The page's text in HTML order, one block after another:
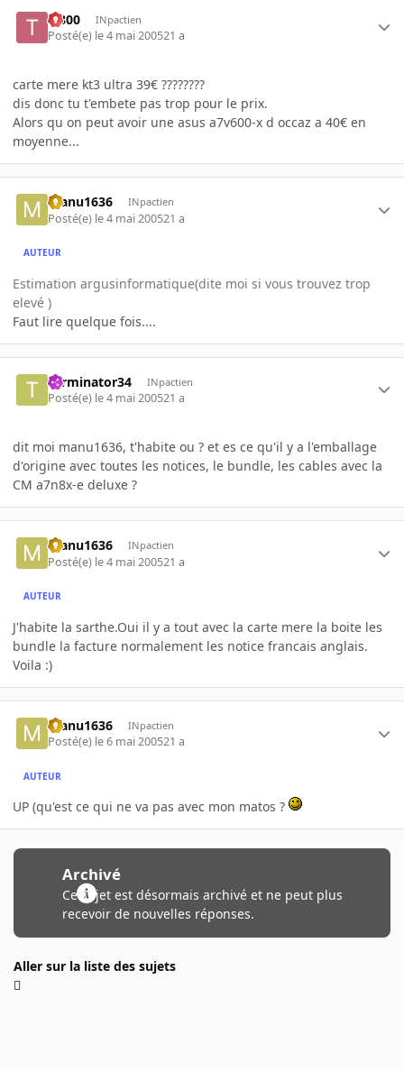
T-800 INpactien
Posté(e) le 4 mai 200521 a
carte mere kt3 ultra 39€ ????????
dis donc tu t'embete pas trop pour le prix.
Alors qu on peut avoir une asus a7v600-x d occaz a 40€ en
moyenne...
manu1636 INpactien
Posté(e) le 4 mai 200521 a
AUTEUR
Estimation argusinformatique(dite moi si vous trouvez trop
elevé )
Faut lire quelque fois....
Terminator34 INpactien
Posté(e) le 4 mai 200521 a
dit moi manu1636, t'habite ou ? et es ce qu'il y a l'emballage
d'origine avec toutes les notices, le bundle, les cables avec la
CM a7n8x-e deluxe ?
manu1636 INpactien
Posté(e) le 4 mai 200521 a
AUTEUR
J'habite la sarthe.Oui il y a tout avec la carte mere la boite les
bundle la facture normalement les notice francais anglais.
Voila :)
manu1636 INpactien
Posté(e) le 6 mai 200521 a
AUTEUR
UP (qu'est ce qui ne va pas avec mon matos ?
Archivé
Ce sujet est désormais archivé et ne peut plus
recevoir de nouvelles réponses.
Aller sur la liste des sujets